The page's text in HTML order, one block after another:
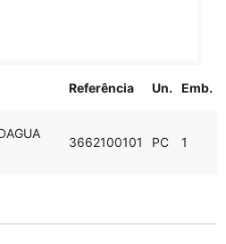
Referência Un. Emb.
3662100101 PC 1